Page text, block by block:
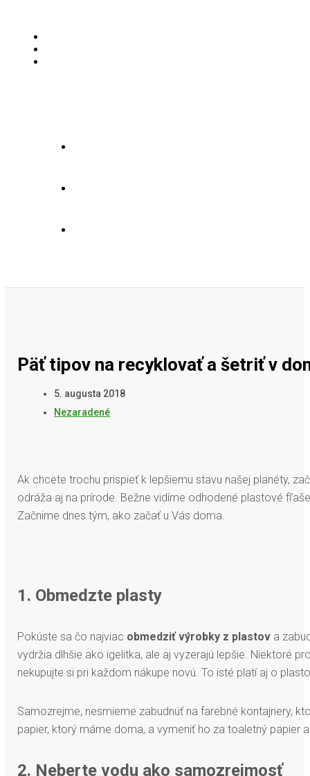
Päť tipov na recyklovať a šetriť v
5. augusta 2018
Nezaradené
Ak chcete trochu prispieť k lepšiemu stavu našej planéty,
odráža aj na prírode. Bežne vidíme odhodené plastové
Začnime dnes tým, ako začať u Vás doma.
1. Obmedzte plasty
Pokúste sa čo najviac obmedziť výrobky z plastov a
vydržia dlhšie ako igelitka, ale aj vyzerajú lepšie. Niektoré
nekupujte si pri každom nákupe novú. To isté platí aj o
Samozrejme, nesmieme zabudnúť na farebné kontajnery,
papier, ktorý máme doma, a vymeniť ho za toaletný papier
2. Neberte vodu ako samozrejmosť